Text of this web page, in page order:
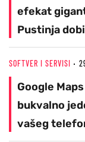
efekat
Pustinja
SOFTVER I SERVISI
Google
bukvalno
vašeg